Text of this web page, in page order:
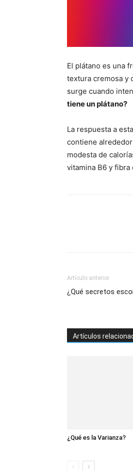
El plátano es una
textura cremosa y
surge cuando
tiene un plátano?
La respuesta a
contiene
modesta de
vitamina B6 y fibra
Artículo anterior
¿Qué secretos
Artículos
¿Qué es la Varianza?